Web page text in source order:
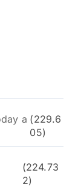
a (229.6
05)
(224.73
2)